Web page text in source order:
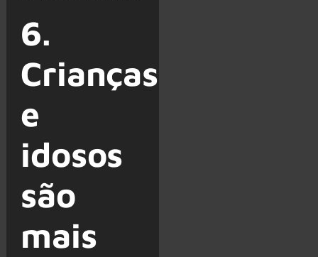
6.
Crianças
e
idosos
são
mais